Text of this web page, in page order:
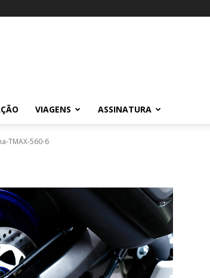
VIAGENS ASSINATURA
TMAX-560-6